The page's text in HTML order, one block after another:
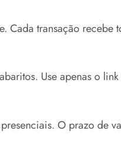
Cada transação
Use apenas o
O prazo de